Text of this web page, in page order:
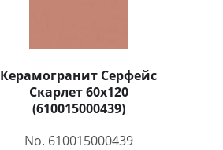
Керамогранит Серфейс
Скарлет 60x120
(610015000439)
No. 610015000439